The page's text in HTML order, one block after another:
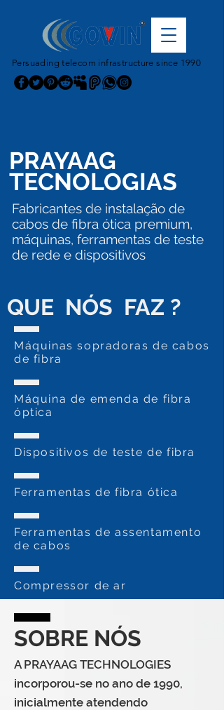
Persuading telecom infrastructure since 1990
PRAYAAG
TECNOLOGIAS
Fabricantes de instalação de
cabos de fibra ótica premium,
máquinas, ferramentas de teste
de rede e dispositivos
QUE NÓS FAZ ?
Máquinas sopradoras de cabos
de fibra
Máquina de emenda de fibra
óptica
Dispositivos de teste de fibra
Ferramentas de fibra ótica
Ferramentas de assentamento
de cabos
Compressor de ar
SOBRE NÓS
A PRAYAAG TECHNOLOGIES
incorporou-se no ano de 1990,
inicialmente atendendo